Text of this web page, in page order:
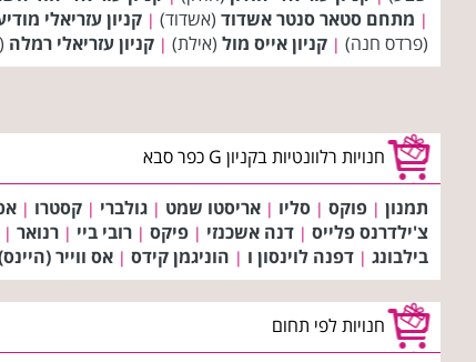
| מתחם סטאר סנטר אשדוד (אשדוד) | קניון עזריאלי
(פרדס חנה) | קניון אייס מול (אילת) | קניון עזריאלי רמלה
חנויות רלוונטיות בקניון G כפר סבא
תמנון | פוקס | סליו | אריסטו שמט | גולברי | קסטרו |
צ'ילדרנס פלייס | דנה אשכנזי | פיקס | רובי ביי | רנואר |
בילבונג | דפנה לוינסון ו | הוניגמן קידס | אס ווייר
חנויות לפי תחום